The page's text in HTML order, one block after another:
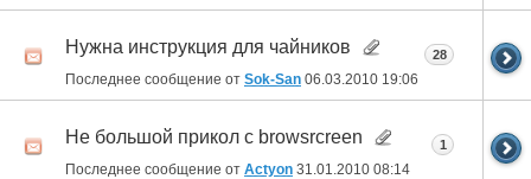
Нужна инструкция для чайников
Последнее сообщение от Sok-San 06.03.2010 19:06
28
Не большой прикол c browsrcreen
Последнее сообщение от Actyon 31.01.2010 08:14
1